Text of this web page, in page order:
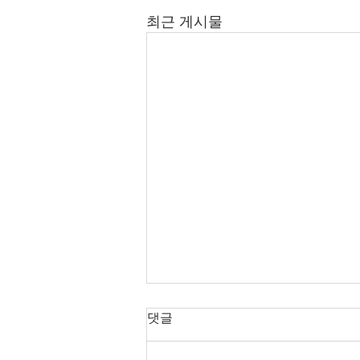
최근 게시물
2026년 7월 12-26일 주보입니
댓글